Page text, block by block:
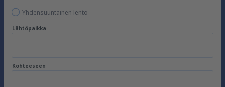
Yhdensuuntainen lento
Lähtöpaikka
Kohteeseen